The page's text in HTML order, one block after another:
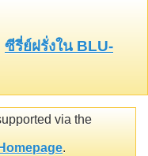
ซีรี่ย์ฝรั่งใน BLU-
via the
.